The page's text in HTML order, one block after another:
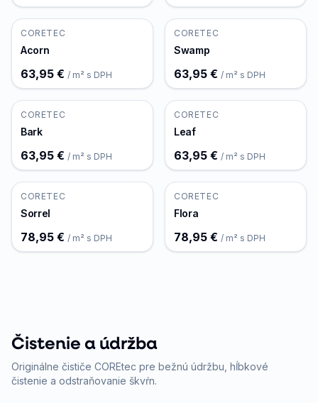
CORETEC
Acorn
63,95 € / m² s DPH
CORETEC
Swamp
63,95 € / m² s DPH
CORETEC
Bark
63,95 € / m² s DPH
CORETEC
Leaf
63,95 € / m² s DPH
CORETEC
Sorrel
78,95 € / m² s DPH
CORETEC
Flora
78,95 € / m² s DPH
Čistenie a údržba
Originálne čističe COREtec pre bežnú údržbu, hĺbkové
čistenie a odstraňovanie škvŕn.